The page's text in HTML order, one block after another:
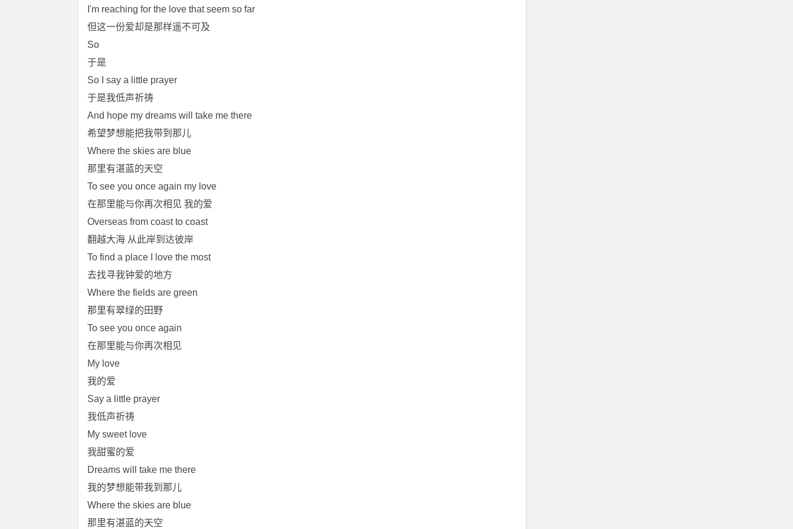
I'm reaching for the love that seem so far
但这一份爱却是那样遥不可及
So
于是
So I say a little prayer
于是我低声祈祷
And hope my dreams will take me there
希望梦想能把我带到那儿
Where the skies are blue
那里有湛蓝的天空
To see you once again my love
在那里能与你再次相见 我的爱
Overseas from coast to coast
翻越大海 从此岸到达彼岸
To find a place I love the most
去找寻我钟爱的地方
Where the fields are green
那里有翠绿的田野
To see you once again
在那里能与你再次相见
My love
我的爱
Say a little prayer
我低声祈祷
My sweet love
我甜蜜的爱
Dreams will take me there
我的梦想能带我到那儿
Where the skies are blue
那里有湛蓝的天空